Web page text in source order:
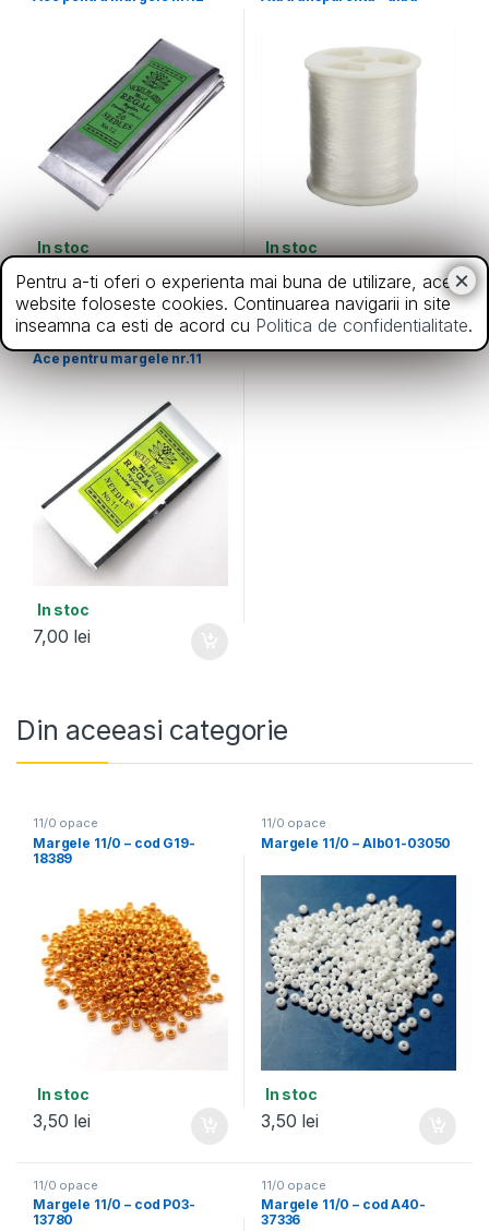
In stoc
7,00lei
In stoc
3,50lei
Ace pentru margele nr.11
In stoc
7,00 lei
Din aceeasi categorie
11/0 opace
Margele 11/0 – cod G19-
18389
In stoc
3,50 lei
11/0 opace
Margele 11/0 – Alb01-03050
In stoc
3,50 lei
11/0 opace
Margele 11/0 – cod P03-
13780
11/0 opace
Margele 11/0 – cod A40-
37336
Pentru a-ti oferi o experienta mai buna de utilizare, acest
website foloseste cookies. Continuarea navigarii in site
inseamna ca esti de acord cu Politica de confidentialitate.